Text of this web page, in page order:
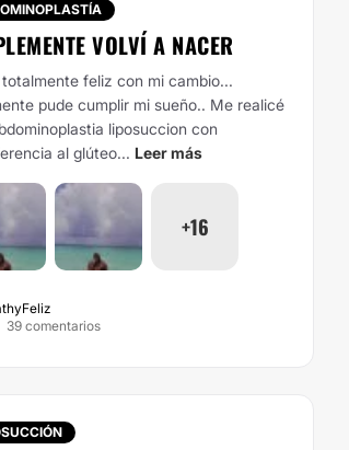
VOLVÍ A NACER
totalmente feliz con mi cambio...
pude cumplir mi sueño.. Me realicé
liposuccion con
al glúteo... Leer más
+16
39 comentarios